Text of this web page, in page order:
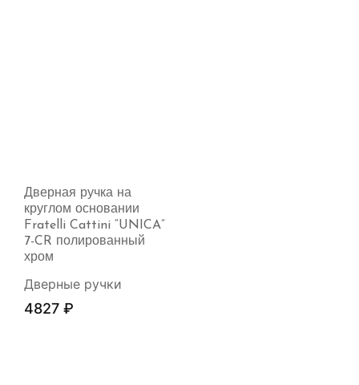
Дверная ручка на
круглом основании
Fratelli Cattini “UNICA”
7-CR полированный
хром
Дверные ручки
4827 ₽